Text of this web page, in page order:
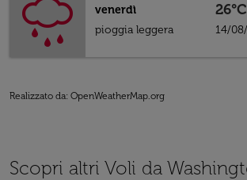
venerdì
pioggia leggera
26°C
14/
Realizzato da: OpenWeatherMap.org
Scopri altri Voli da